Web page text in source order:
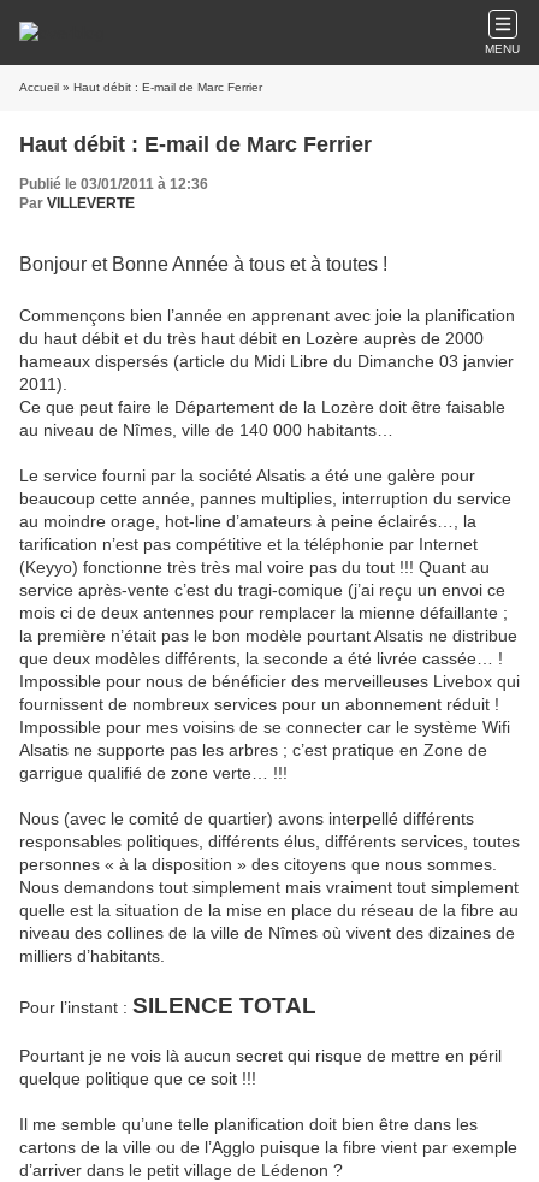
MENU
Accueil » Haut débit : E-mail de Marc Ferrier
Haut débit : E-mail de Marc Ferrier
Publié le 03/01/2011 à 12:36
Par VILLEVERTE
Bonjour et Bonne Année à tous et à toutes !
Commençons bien l’année en apprenant avec joie la planification
du haut débit et du très haut débit en Lozère auprès de 2000
hameaux dispersés (article du Midi Libre du Dimanche 03 janvier
2011).
Ce que peut faire le Département de la Lozère doit être faisable
au niveau de Nîmes, ville de 140 000 habitants…
Le service fourni par la société Alsatis a été une galère pour
beaucoup cette année, pannes multiplies, interruption du service
au moindre orage, hot-line d’amateurs à peine éclairés…, la
tarification n’est pas compétitive et la téléphonie par Internet
(Keyyo) fonctionne très très mal voire pas du tout !!! Quant au
service après-vente c’est du tragi-comique (j’ai reçu un envoi ce
mois ci de deux antennes pour remplacer la mienne défaillante ;
la première n’était pas le bon modèle pourtant Alsatis ne distribue
que deux modèles différents, la seconde a été livrée cassée… !
Impossible pour nous de bénéficier des merveilleuses Livebox qui
fournissent de nombreux services pour un abonnement réduit !
Impossible pour mes voisins de se connecter car le système Wifi
Alsatis ne supporte pas les arbres ; c’est pratique en Zone de
garrigue qualifié de zone verte… !!!
Nous (avec le comité de quartier) avons interpellé différents
responsables politiques, différents élus, différents services, toutes
personnes « à la disposition » des citoyens que nous sommes.
Nous demandons tout simplement mais vraiment tout simplement
quelle est la situation de la mise en place du réseau de la fibre au
niveau des collines de la ville de Nîmes où vivent des dizaines de
milliers d’habitants.
Pour l’instant : SILENCE TOTAL
Pourtant je ne vois là aucun secret qui risque de mettre en péril
quelque politique que ce soit !!!
Il me semble qu’une telle planification doit bien être dans les
cartons de la ville ou de l’Agglo puisque la fibre vient par exemple
d’arriver dans le petit village de Lédenon ?